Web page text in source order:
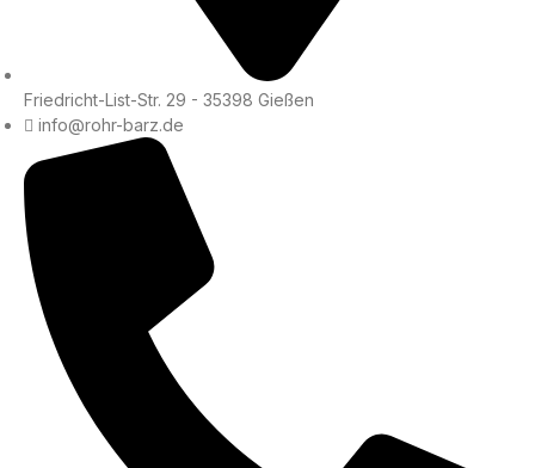
Friedricht-List-Str. 29 - 35398 Gießen
info@rohr-barz.de